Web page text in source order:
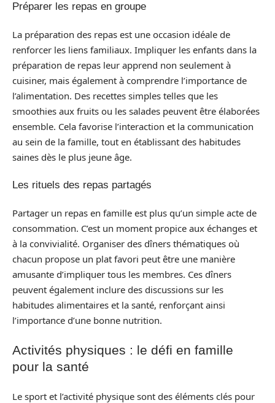
Préparer les repas en groupe
La préparation des repas est une occasion idéale de
renforcer les liens familiaux. Impliquer les enfants dans la
préparation de repas leur apprend non seulement à
cuisiner, mais également à comprendre l’importance de
l’alimentation. Des recettes simples telles que les
smoothies aux fruits ou les salades peuvent être élaborées
ensemble. Cela favorise l’interaction et la communication
au sein de la famille, tout en établissant des habitudes
saines dès le plus jeune âge.
Les rituels des repas partagés
Partager un repas en famille est plus qu’un simple acte de
consommation. C’est un moment propice aux échanges et
à la convivialité. Organiser des dîners thématiques où
chacun propose un plat favori peut être une manière
amusante d’impliquer tous les membres. Ces dîners
peuvent également inclure des discussions sur les
habitudes alimentaires et la santé, renforçant ainsi
l’importance d’une bonne nutrition.
Activités physiques : le défi en famille
pour la santé
Le sport et l’activité physique sont des éléments clés pour